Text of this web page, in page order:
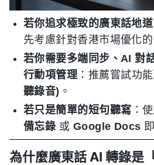
若你追求極致的廣東話地
先考慮針對香港市場優化的
若你需要多端同步、AI 對
行動項管理 ：推薦嘗試功
聽錄音) 。
若只是簡單的短句聽寫 ：
備忘錄 或 Google Docs
為什麼廣東話 AI 轉錄是